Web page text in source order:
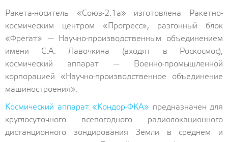
Ракета-носитель «Союз-2.1а» изготовлена Ракетно-
космическим центром «Прогресс», разгонный блок
«Фрегат» — Научно-производственным объединением
имени С.А. Лавочкина (входят в Роскосмос),
космический аппарат — Военно-промышленной
корпорацией «Научно-производственное объединение
машиностроения».
Космический аппарат «Кондор-ФКА» предназначен для
круглосуточного всепогодного радиолокационного
дистанционного зондирования Земли в среднем и